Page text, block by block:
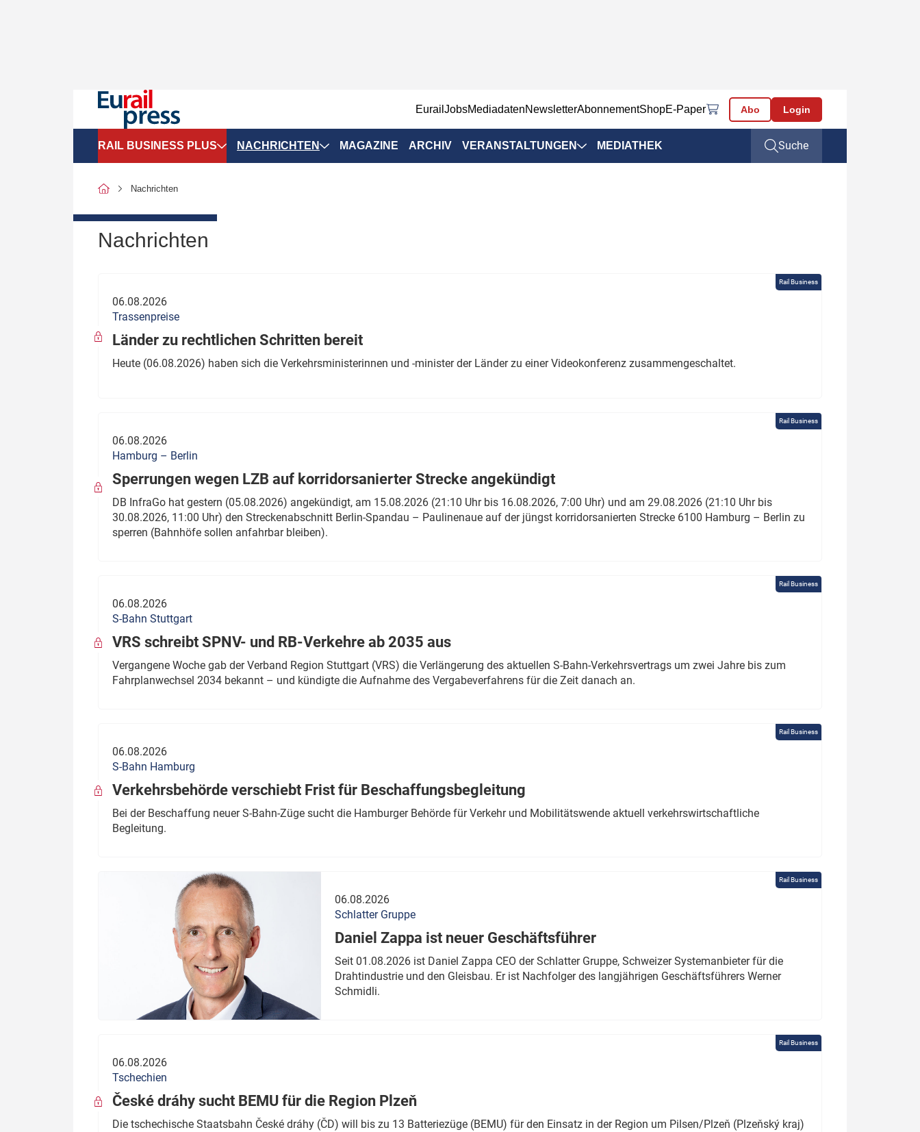
EurailJobsMediadatenNewsletterAbonnementShopE-Paper Abo Login
RAIL BUSINESS PLUS
SPNV-Marktdaten
Politik
wen?
Thema des Monats
Dossier: Generalsanierung
Dossier: ETCS
Dossier:
NACHRICHTEN MAGAZINE ARCHIV VERANSTALTUNGEN MEDIATHEK Suche
Nachrichten
Nachrichten
Rail Business
06.08.2026
Trassenpreise
Länder zu rechtlichen Schritten bereit
Heute (06.08.2026) haben sich die Verkehrsministerinnen und -minister der Länder zu einer Videokonferenz zusammengeschaltet.
Rail Business
06.08.2026
Hamburg – Berlin
Sperrungen wegen LZB auf korridorsanierter Strecke angekündigt
DB InfraGo hat gestern (05.08.2026) angekündigt, am 15.08.2026 (21:10 Uhr bis 16.08.2026, 7:00 Uhr) und am 29.08.2026 (21:10 Uhr bis
30.08.2026, 11:00 Uhr) den Streckenabschnitt Berlin-Spandau – Paulinenaue auf der jüngst korridorsanierten Strecke 6100 Hamburg – Berlin zu
sperren (Bahnhöfe sollen anfahrbar bleiben).
Rail Business
06.08.2026
S-Bahn Stuttgart
VRS schreibt SPNV- und RB-Verkehre ab 2035 aus
Vergangene Woche gab der Verband Region Stuttgart (VRS) die Verlängerung des aktuellen S-Bahn-Verkehrsvertrags um zwei Jahre bis zum
Fahrplanwechsel 2034 bekannt – und kündigte die Aufnahme des Vergabeverfahrens für die Zeit danach an.
Rail Business
06.08.2026
S-Bahn Hamburg
Verkehrsbehörde verschiebt Frist für Beschaffungsbegleitung
Bei der Beschaffung neuer S-Bahn-Züge sucht die Hamburger Behörde für Verkehr und Mobilitätswende aktuell verkehrswirtschaftliche
Begleitung.
Rail Business
06.08.2026
Schlatter Gruppe
Daniel Zappa ist neuer Geschäftsführer
Seit 01.08.2026 ist Daniel Zappa CEO der Schlatter Gruppe, Schweizer Systemanbieter für die
Drahtindustrie und den Gleisbau. Er ist Nachfolger des langjährigen Geschäftsführers Werner
Schmidli.
Rail Business
06.08.2026
Tschechien
České dráhy sucht BEMU für die Region Plzeň
Die tschechische Staatsbahn České dráhy (ČD) will bis zu 13 Batteriezüge (BEMU) für den Einsatz in der Region um Pilsen/Plzeň (Plzeňský kraj)